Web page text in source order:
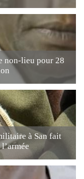
non-lieu pour 28
à San fait